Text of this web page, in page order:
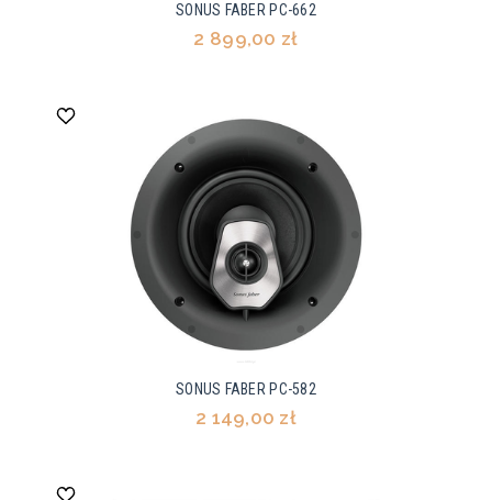
SONUS FABER PC-662
2 899,00 zł
SONUS FABER PC-582
2 149,00 zł